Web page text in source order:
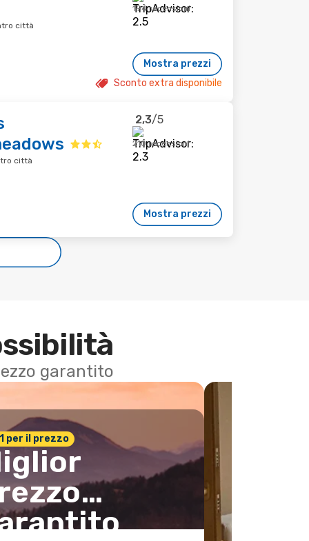
città
194 recensioni
Mostra prezzi
Sconto extra disponibile
città
2,3/5
210 recensioni
Mostra prezzi
garantito
per il prezzo